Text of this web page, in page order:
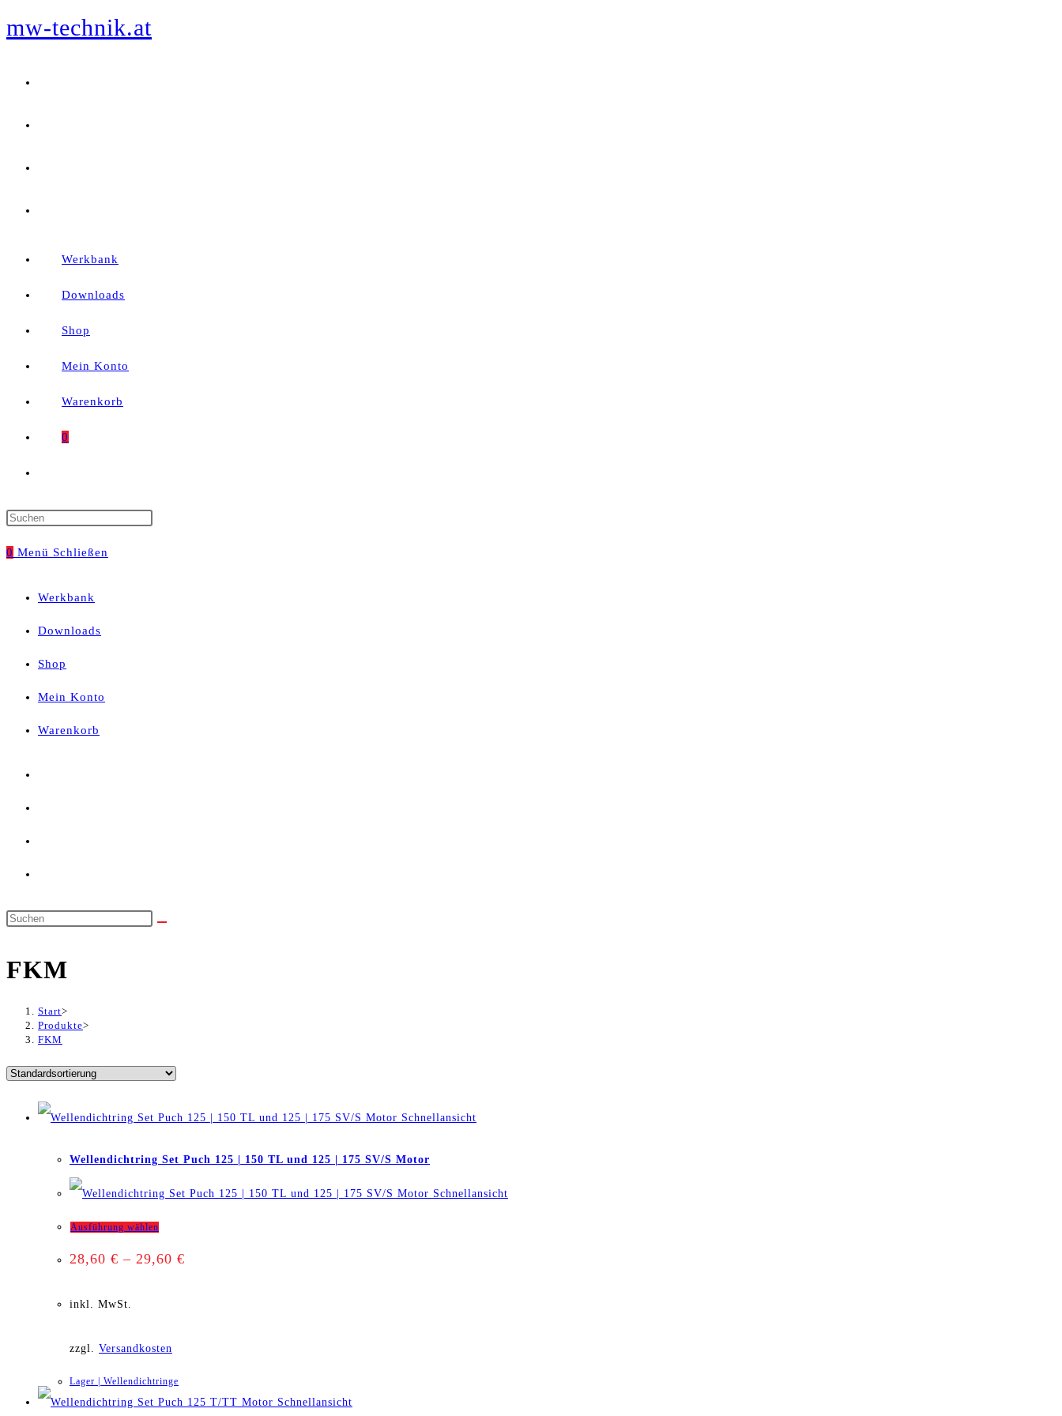
Zum
springen
mw-technik.at
Werkbank
Downloads
Shop
Mein Konto
Warenkorb
0
Suche
0 Menü Schließen
Werkbank
Downloads
Shop
Mein Konto
Warenkorb
Diese
FKM
Start>
Produkte>
FKM
Schnellansicht
Wellendichtring Set Puch 125 | 150 TL und 125 | 175 SV/S Motor
Schnellansicht
Ausführung wählen
Produkt
28,60 € – 29,60 €
inkl. MwSt.
zzgl. Versandkosten
Lager | Wellendichtringe
Schnellansicht